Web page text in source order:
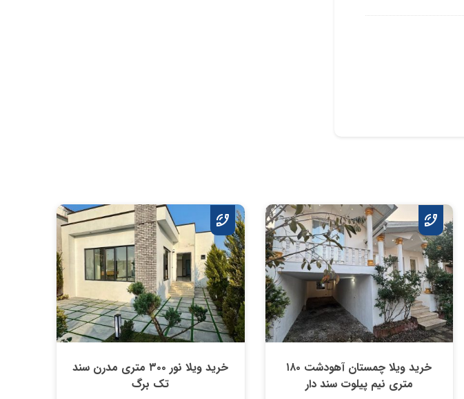
خرید ویلا چمستان آهودشت ۱۸۰
متری نیم پیلوت سند دار
خرید ویلا نور ۳۰۰ متری مدرن سند
تک برگ